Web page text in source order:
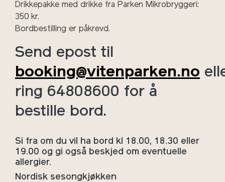
Drikkepakke med drikke fra Parken Mikrobryggeri:
350 kr.
Bordbestilling er påkrevd.
Send epost til
booking@vitenparken.no
ring 64808600 for å
bestille bord.
Si fra om du vil ha bord kl 18.00, 18.30 eller
19.00 og gi også beskjed om eventuelle
allergier.
Nordisk sesongkjøkken